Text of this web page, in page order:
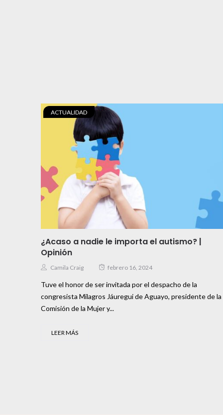
ACTUALIDAD
¿Acaso a nadie le importa el autismo? |
Opinión
Camila Craig febrero 16, 2024
Tuve el honor de ser invitada por el despacho de la
congresista Milagros Jáuregui de Aguayo, presidente de la
Comisión de la Mujer y...
LEER MÁS